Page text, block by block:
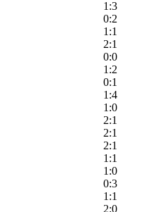
1:3
0:2
1:1
2:1
0:0
1:2
0:1
1:4
1:0
2:1
2:1
2:1
1:1
1:0
0:3
1:1
2:0